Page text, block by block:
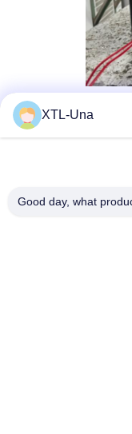
Umbauten:
DC-Gleichrichter
XTL-Una
Good day, what